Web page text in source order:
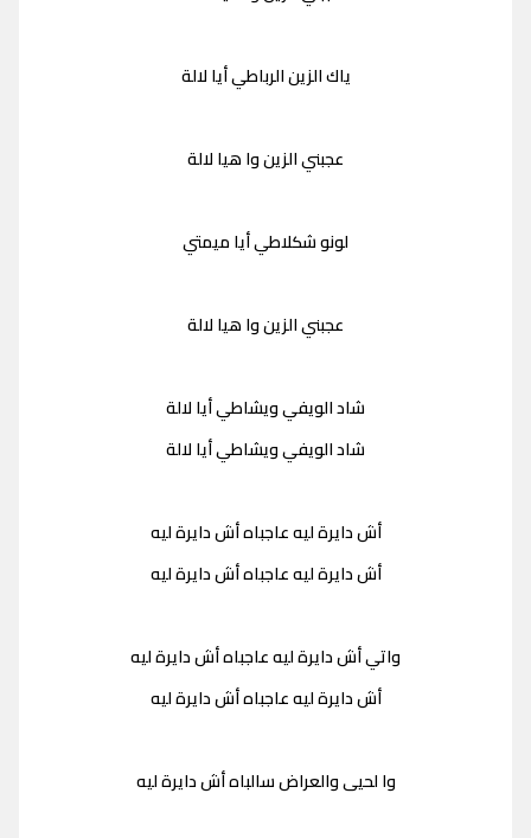
ياك الزين الرباطي أيا لالة
عجبني الزين وا هيا لالة
لونو شكلاطي أيا ميمتي
عجبني الزين وا هيا لالة
شاد الويفي ويشاطي أيا لالة
شاد الويفي ويشاطي أيا لالة
أش دايرة ليه عاجباه أش دايرة ليه
أش دايرة ليه عاجباه أش دايرة ليه
واتي أش دايرة ليه عاجباه أش دايرة ليه
أش دايرة ليه عاجباه أش دايرة ليه
وا لحيى والعراض سالباه أش دايرة ليه